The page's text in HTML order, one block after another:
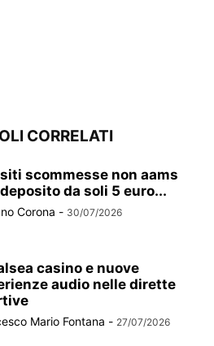
CORRELATI
scommesse non aams
da soli 5 euro...
Corona - 30/07/2026
casino e nuove
audio nelle dirette
Mario Fontana - 27/07/2026